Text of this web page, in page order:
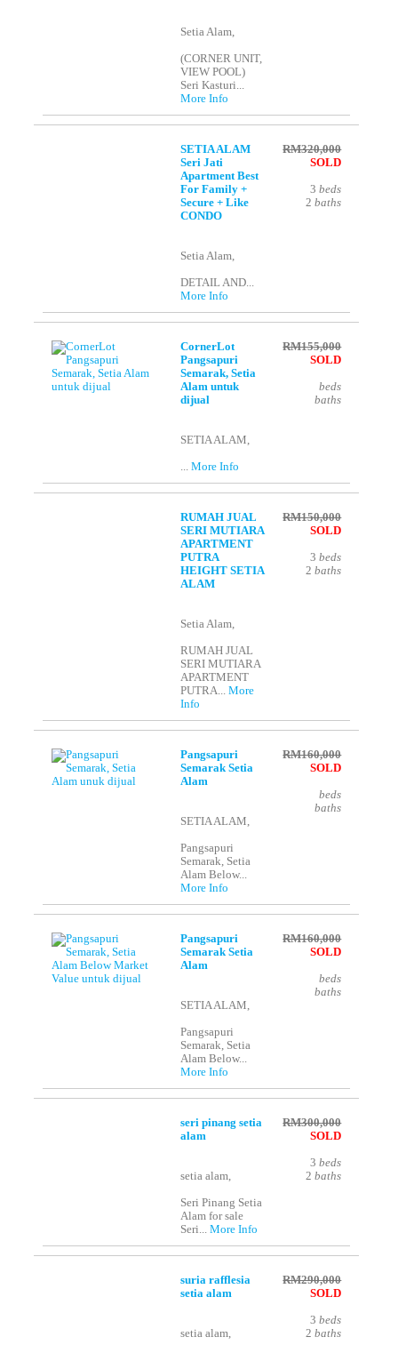
Setia Alam,
(CORNER UNIT,
VIEW POOL)
Seri Kasturi...
More Info
SETIA ALAM
Seri Jati
Apartment Best
For Family +
Secure + Like
CONDO
Setia Alam,
DETAIL AND...
More Info
RM320,000
SOLD
3 beds
2 baths
CornerLot
Pangsapuri
Semarak, Setia
Alam untuk
dijual
SETIA ALAM,
...More Info
RM155,000
SOLD
beds
baths
RUMAH JUAL
SERI MUTIARA
APARTMENT
PUTRA
HEIGHT SETIA
ALAM
Setia Alam,
RUMAH JUAL
SERI MUTIARA
APARTMENT
PUTRA...More
Info
RM150,000
SOLD
3 beds
2 baths
Pangsapuri
Semarak Setia
Alam
SETIA ALAM,
Pangsapuri
Semarak, Setia
Alam Below...
More Info
RM160,000
SOLD
beds
baths
Pangsapuri
Semarak Setia
Alam
SETIA ALAM,
Pangsapuri
Semarak, Setia
Alam Below...
More Info
RM160,000
SOLD
beds
baths
seri pinang setia
alam
setia alam,
Seri Pinang Setia
Alam for sale
Seri...More Info
RM300,000
SOLD
3 beds
2 baths
suria rafflesia
setia alam
setia alam,
RM290,000
SOLD
3 beds
2 baths